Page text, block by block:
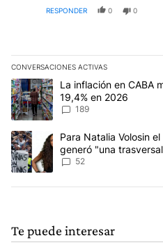
RESPONDER 0 0
CONVERSACIONES ACTIVAS
Este listado muestra los
Un artículo de tendencia con el
La inflación en CABA
19,4% en 2026
189
Un artículo de tendencia con el
Para Natalia Volosin
generó "una
de Malvinas"
52